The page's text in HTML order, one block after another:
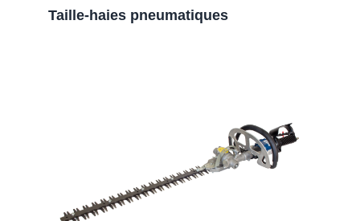
Taille-haies pneumatiques